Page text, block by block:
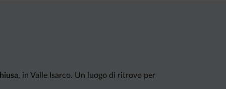
, in Valle Isarco. Un luogo di ritrovo per